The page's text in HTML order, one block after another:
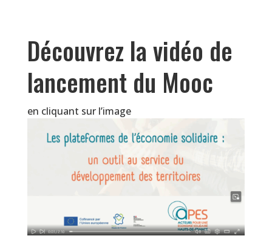
Découvrez la vidéo de
lancement du Mooc
en cliquant sur l’image